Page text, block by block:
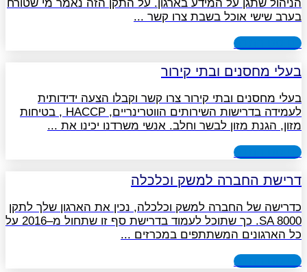
הניהול שתגן על המידע בארגון. על התקן הזה נאמר מי שטורח
בערב שישי אוכל בשבת צרו קשר
לפוסט המלא
בעלי מחסנים ובתי קירור
בעלי מחסנים ובתי קירור צרו קשר וקבלו הצעה ידידותית
לעמידה בדרישות השירותים הווטרינריים, HACCP , בטיחות
מזון, הגנת מזון לבשר וחלב. אנשי משרדנו יכינו את
לפוסט המלא
דרישת החברה למשק וכלכלה
כדרישה של החברה למשק וכלכלה, נכין את הארגון שלך לתקן
SA 8000. כך שתוכל לעמוד בדרישת סף זו שתחול מ–2016 על
כל הארגונים המשתתפים במכרזים
לפוסט המלא